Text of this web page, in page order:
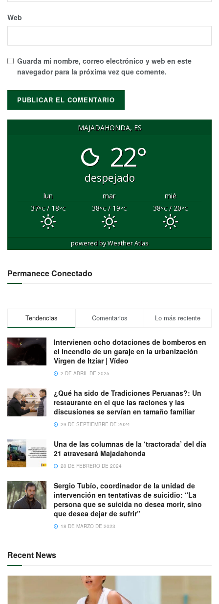
Web
Guarda mi nombre, correo electrónico y web en este
navegador para la próxima vez que comente.
MAJADAHONDA, ES
22°
despejado
lun mar
mié
37°C/ 18°C 38°C/ 19°C 38°C/ 20°C
powered byWeather Atlas
Permanece Conectado
Tendencias Comentarios Lo más reciente
Intervienen ocho dotaciones de bomberos en
el incendio de un garaje en la urbanización
Virgen de Itziar | Vídeo
2 DE ABRIL DE 2025
¿Qué ha sido de Tradiciones Peruanas?: Un
restaurante en el que las raciones y las
discusiones se servían en tamaño familiar
29 DE SEPTIEMBRE DE 2024
Una de las columnas de la ‘tractorada’ del día
21 atravesará Majadahonda
20 DE FEBRERO DE 2024
Sergio Tubío, coordinador de la unidad de
intervención en tentativas de suicidio: “La
persona que se suicida no desea morir, sino
que desea dejar de sufrir”
18 DE MARZO DE 2023
Recent News